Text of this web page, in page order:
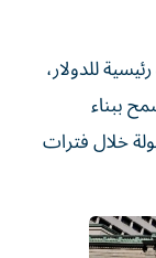
للدولار،
ببناء
خلال فترات